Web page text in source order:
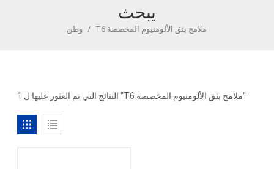
يبحث
/ T6 ملامح بثق الألومنيوم المخصصة
1 النتائج التي تم العثور عليها ل "T6 ملامح بثق الألومنيوم المخصصة"